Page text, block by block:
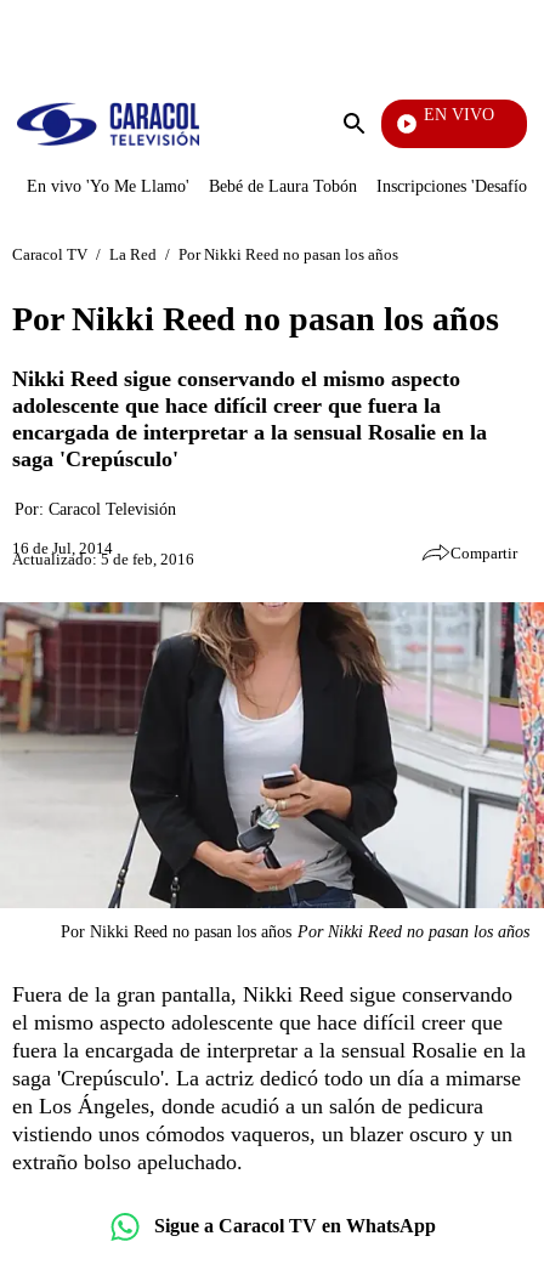
Enviar
EN VIVO
Rafael Orozco
En vivo 'Yo Me Llamo' Bebé de Laura Tobón Inscripciones 'Desafío'
Caracol TV / La Red / Por Nikki Reed no pasan los años
Por Nikki Reed no pasan los años
Nikki Reed sigue conservando el mismo aspecto
adolescente que hace difícil creer que fuera la
encargada de interpretar a la sensual Rosalie en la
saga 'Crepúsculo'
Por: Caracol Televisión
16 de Jul, 2014
Actualizado: 5 de feb, 2016 Compartir
Por Nikki Reed no pasan los años Por Nikki Reed no pasan los años
Fuera de la gran pantalla, Nikki Reed sigue conservando
el mismo aspecto adolescente que hace difícil creer que
fuera la encargada de interpretar a la sensual Rosalie en la
saga 'Crepúsculo'. La actriz dedicó todo un día a mimarse
en Los Ángeles, donde acudió a un salón de pedicura
vistiendo unos cómodos vaqueros, un blazer oscuro y un
extraño bolso apeluchado.
Sigue a Caracol TV en WhatsApp